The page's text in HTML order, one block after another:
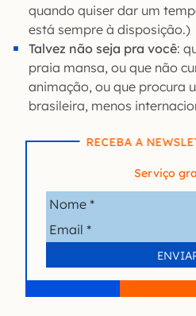
quando quiser dar um
está sempre à disposição.)
Talvez não seja pra você:
praia mansa, ou que não
animação, ou que procura
brasileira, menos
RECEBA A
Serviço